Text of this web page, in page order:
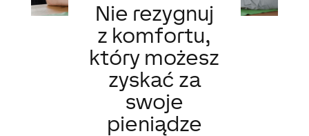
Nie rezygnuj
z komfortu,
który możesz
zyskać za
swoje
pieniądze